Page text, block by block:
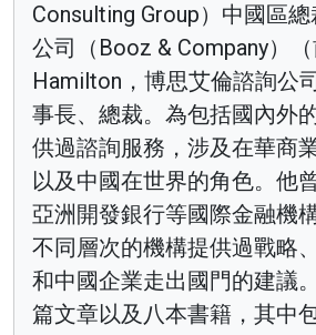
Consulting Group）中國區
公司（Booz & Company）
Hamilton，博思艾倫諮詢公
事長、總裁。為包括國內外
供過諮詢服務，涉及在華商
以及中國在世界的角色。他
亞洲開發銀行等國際金融機
不同層次的機構提供過戰略
和中國企業走出國門的建議
篇文章以及八本書籍，其中